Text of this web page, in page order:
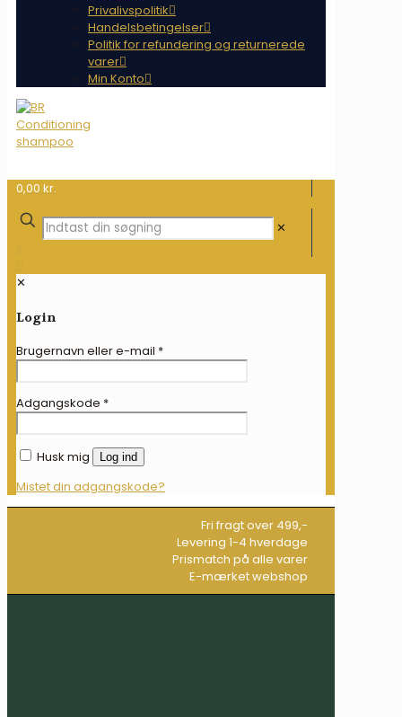
Privalivspolitik
Handelsbetingelser
Politik for refundering og returnerede
varer
Min Konto
0,00 kr.
✕
✕
Login
Brugernavn eller e-mail *
Adgangskode *
Husk mig Log ind
Mistet din adgangskode?
Fri fragt over 499,-
Levering 1-4 hverdage
Prismatch på alle varer
E-mærket webshop